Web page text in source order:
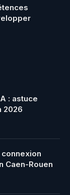
: astuce
2026
Caen-Rouen